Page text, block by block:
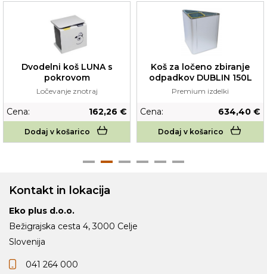
Dvodelni koš LUNA s
pokrovom
Ločevanje znotraj
Cena: 162,26 €
Dodaj v košarico
Koš za ločeno zbiranje
odpadkov DUBLIN 150L
Premium izdelki
Cena: 634,40 €
Dodaj v košarico
Kontakt in lokacija
Eko plus d.o.o.
Bežigrajska cesta 4, 3000 Celje
Slovenija
041 264 000